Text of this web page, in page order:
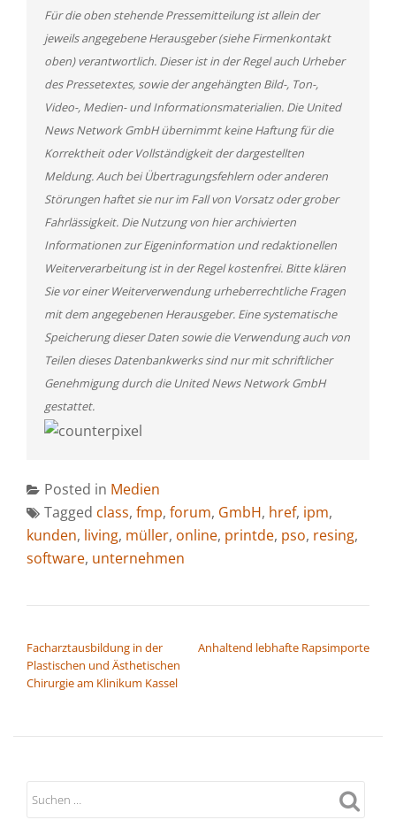
Für die oben stehende Pressemitteilung ist allein der
jeweils angegebene Herausgeber (siehe Firmenkontakt
oben) verantwortlich. Dieser ist in der Regel auch Urheber
des Pressetextes, sowie der angehängten Bild-, Ton-,
Video-, Medien- und Informationsmaterialien. Die United
News Network GmbH übernimmt keine Haftung für die
Korrektheit oder Vollständigkeit der dargestellten
Meldung. Auch bei Übertragungsfehlern oder anderen
Störungen haftet sie nur im Fall von Vorsatz oder grober
Fahrlässigkeit. Die Nutzung von hier archivierten
Informationen zur Eigeninformation und redaktionellen
Weiterverarbeitung ist in der Regel kostenfrei. Bitte klären
Sie vor einer Weiterverwendung urheberrechtliche Fragen
mit dem angegebenen Herausgeber. Eine systematische
Speicherung dieser Daten sowie die Verwendung auch von
Teilen dieses Datenbankwerks sind nur mit schriftlicher
Genehmigung durch die United News Network GmbH
gestattet.
Posted in Medien
Tagged class, fmp, forum, GmbH, href, ipm,
kunden, living, müller, online, printde, pso, resing,
software, unternehmen
Facharztausbildung in der
Plastischen und Ästhetischen
Chirurgie am Klinikum Kassel
Anhaltend lebhafte Rapsimporte